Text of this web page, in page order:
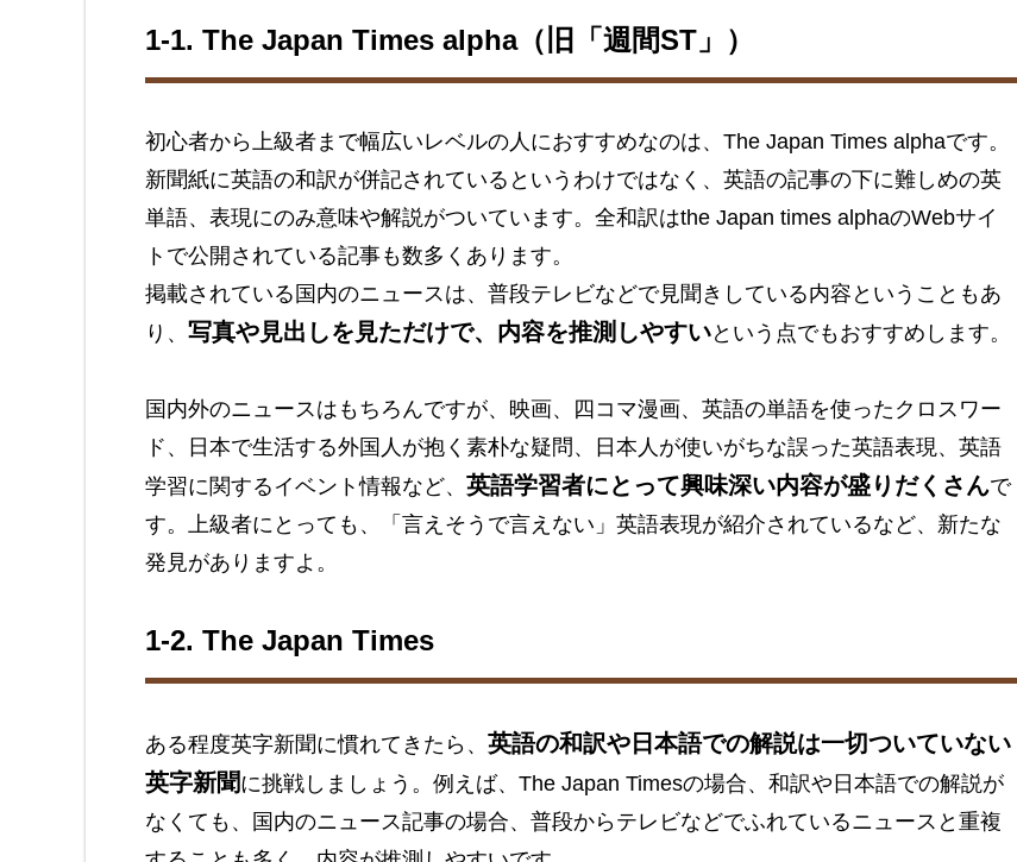
1-1. The Japan Times alpha（旧「週間ST」）
初心者から上級者まで幅広いレベルの人におすすめなのは、The Japan Times alphaです。
新聞紙に英語の和訳が併記されているというわけではなく、英語の記事の下に難しめの英
単語、表現にのみ意味や解説がついています。全和訳はthe Japan times alphaのWebサイ
トで公開されている記事も数多くあります。
掲載されている国内のニュースは、普段テレビなどで見聞きしている内容ということもあ
り、 写真や見出しを見ただけで、内容を推測しやすいという点でもおすすめします。
国内外のニュースはもちろんですが、映画、四コマ漫画、英語の単語を使ったクロスワー
ド、日本で生活する外国人が抱く素朴な疑問、日本人が使いがちな誤った英語表現、英語
学習に関するイベント情報など、 英語学習者にとって興味深い内容が盛りだくさんで
す。上級者にとっても、「言えそうで言えない」英語表現が紹介されているなど、新たな
発見がありますよ。
1-2. The Japan Times
ある程度英字新聞に慣れてきたら、 英語の和訳や日本語での解説は一切ついていない
英字新聞に挑戦しましょう。例えば、The Japan Timesの場合、和訳や日本語での解説が
なくても、国内のニュース記事の場合、普段からテレビなどでふれているニュースと重複